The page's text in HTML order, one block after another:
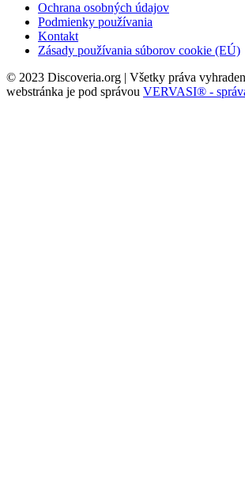
Ochrana osobných údajov
Podmienky používania
Kontakt
Zásady používania súborov cookie (EÚ)
© 2023 Discoveria.org | Všetky práva
webstránka je pod správou VERVASI® -